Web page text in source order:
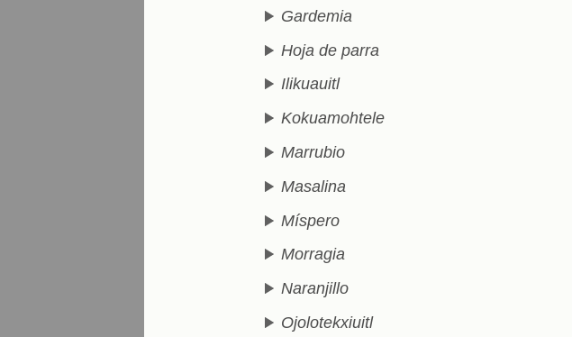
Gardemia
Hoja de parra
Ilikuauitl
Kokuamohtele
Marrubio
Masalina
Míspero
Morragia
Naranjillo
Ojolotekxiuitl